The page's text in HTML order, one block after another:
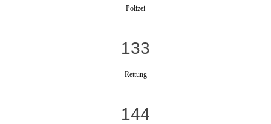
Polizei
133
Rettung
144